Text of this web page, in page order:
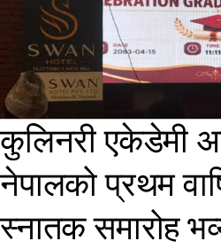
कुलिनरी एकेडेमी
नेपालको प्रथम
स्नातक समारोह